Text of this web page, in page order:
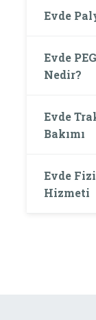
Evde
Evde
Nedir?
Evde
Bakımı
Evde
Hizmeti